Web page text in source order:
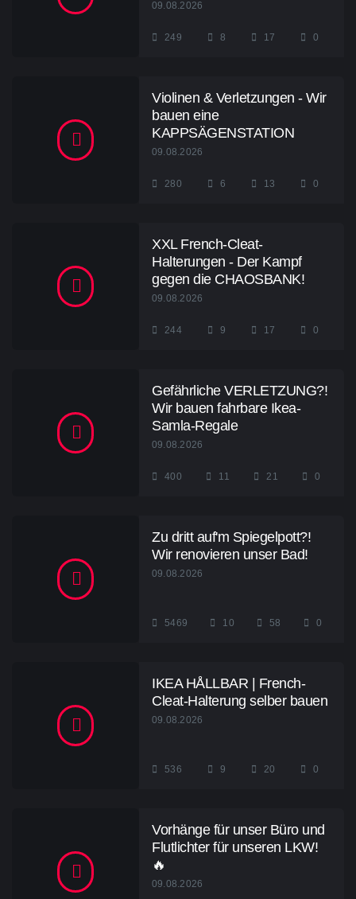
09.08.2026
249 8 17 0
Violinen & Verletzungen - Wir
bauen eine
KAPPSÄGENSTATION
09.08.2026
280 6 13 0
XXL French-Cleat-
Halterungen - Der Kampf
gegen die CHAOSBANK!
09.08.2026
244 9 17 0
Gefährliche VERLETZUNG?!
Wir bauen fahrbare Ikea-
Samla-Regale
09.08.2026
400 11 21 0
Zu dritt auf'm Spiegelpott?!
Wir renovieren unser Bad!
09.08.2026
5469 10 58 0
IKEA HÅLLBAR | French-
Cleat-Halterung selber bauen
09.08.2026
536 9 20 0
Vorhänge für unser Büro und
Flutlichter für unseren LKW!
🔥
09.08.2026